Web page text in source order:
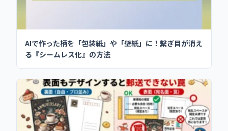
AIで作った柄を「包装紙」や「壁紙」に！繋ぎ目が消え
る『シームレス化』の方法